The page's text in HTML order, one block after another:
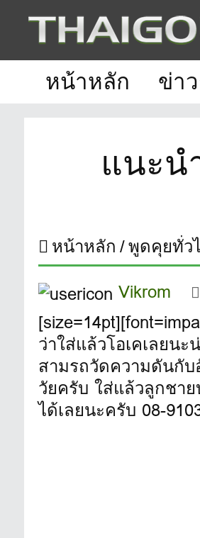
หน้าหลัก ข่า
แนะน
หน้าหลัก พูดคุยทั่ว
Vikrom
ว่าใส่แล้วโอเคเลยน
สามรถวัดความดันกั
วัยครับ ใส่แล้วลูกชา
ได้เลยนะครับ 08-